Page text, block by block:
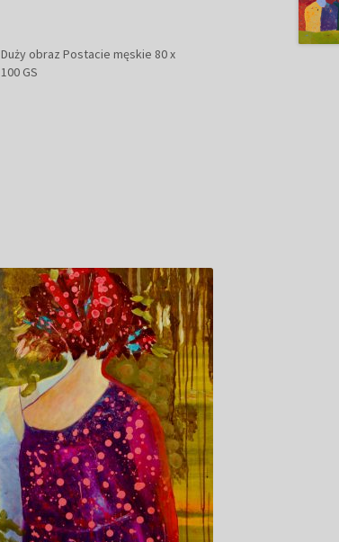
Duży obraz Postacie męskie 80 x
100 GS